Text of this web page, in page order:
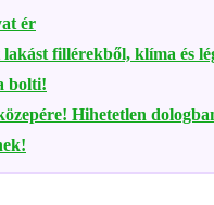
ér
fillérekből, klíma és
bolti!
Hihetetlen